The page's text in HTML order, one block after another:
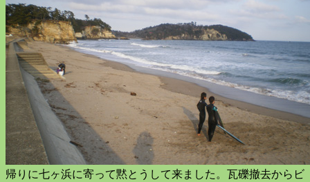
帰りに七ヶ浜に寄って黙とうして来ました。瓦礫撤去からビ